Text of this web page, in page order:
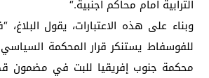
الترابية أمام محاكم أجنبية“.
وبناء على هذه الاعتبارات، يقول
للفوسفاط يستنكر قرار المحكمة
محكمة جنوب إفريقيا للبت في مضمون